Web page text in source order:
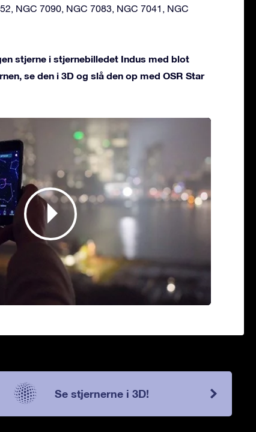
NGC 7090, NGC 7083, NGC 7041, NGC
stjerne i stjernebilledet Indus med blot
se den i 3D og slå den op med OSR Star
Se stjernerne i 3D!